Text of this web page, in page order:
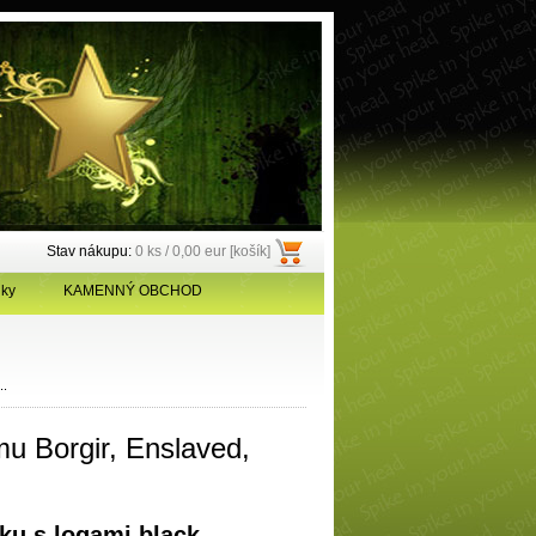
Stav nákupu: 0 ks / 0,00 eur [košík]
KAMENNÝ OBCHOD
Borgir, Enslaved,